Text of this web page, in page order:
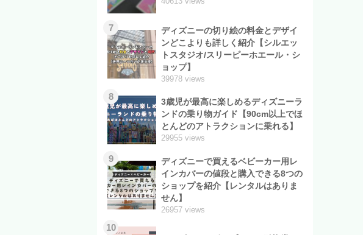
7
ディズニーの切り絵の料金とデザイ
ンどこよりも詳しく紹介【シルエッ
トスタジオ/スリーピーホエール・シ
ョップ】
39978 views
8
3歳児が最高に楽しめるディズニーラ
ンドの乗り物ガイド【90cm以上でほ
とんどのアトラクションに乗れる】
29955 views
9
ディズニーで買えるベビーカー用レ
インカバーの値段と購入できる8つの
ショップを紹介【レンタルはありま
せん】
26957 views
10